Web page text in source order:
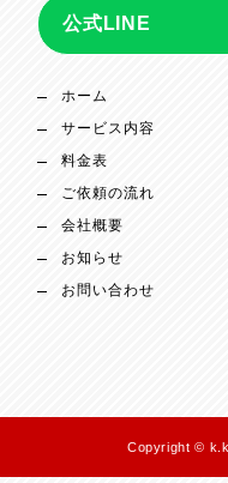
公式LINE
ホーム
サービス内容
料金表
ご依頼の流れ
会社概要
お知らせ
お問い合わせ
Copyright ©